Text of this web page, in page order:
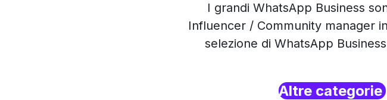
I grandi WhatsApp Business
Influencer / Community manager
selezione di WhatsApp
Altre categorie